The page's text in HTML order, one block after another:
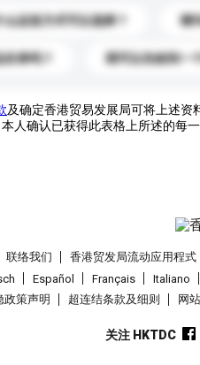
么运送方式可以选择？ 请
录吗？ 我可以先收到一
及确定香港贸易发展局可将上述
人确认已获得此表格上所述的每
联络我们 香港贸发局流动应用程式
Español Français Italiano
政策声明 超连结条款及细则 网
关注 HKTDC